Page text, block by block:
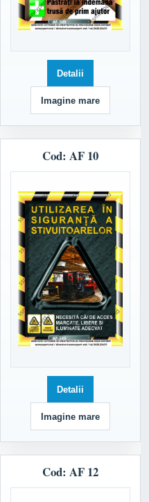
Detalii
Imagine mare
Cod: AF 10
Detalii
Imagine mare
Cod: AF 12